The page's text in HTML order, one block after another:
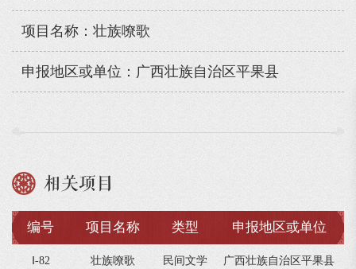
项目名称：壮族嘹歌
申报地区或单位：广西壮族自治区平果县
相关项目
编号 项目名称 类型 申报地区或单位
Ⅰ-82 壮族嘹歌 民间文学 广西壮族自治区平果县